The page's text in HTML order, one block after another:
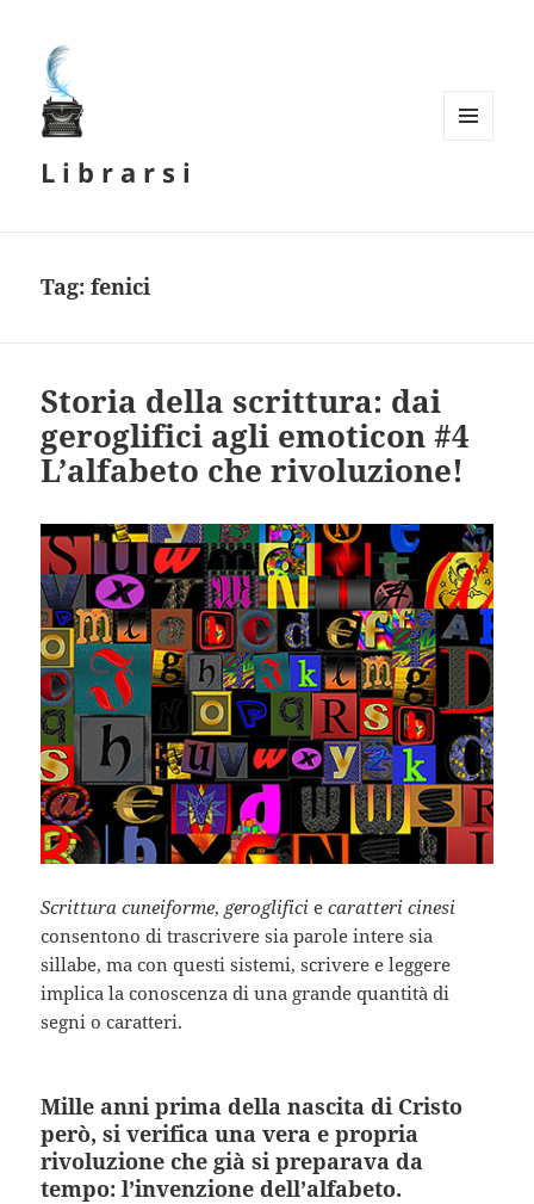
L i b r a r s i
Tag:fenici
Storia della scrittura: dai
geroglifici agli emoticon #4
L’alfabeto che rivoluzione!
Scrittura cuneiforme, geroglifici e caratteri cinesi
consentono di trascrivere sia parole intere sia
sillabe, ma con questi sistemi, scrivere e leggere
implica la conoscenza di una grande quantità di
segni o caratteri.
Mille anni prima della nascita di Cristo
però, si verifica una vera e propria
rivoluzione che già si preparava da
tempo: l’invenzione dell’alfabeto.